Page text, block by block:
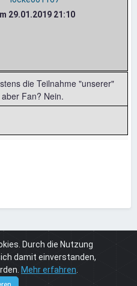
29.01.2019 21:10
die Teilnahme "unserer"
Fan? Nein.
hier noch mehr Tennis-Fans?
Durch die Nutzung
damit einverstanden,
Mehr erfahren